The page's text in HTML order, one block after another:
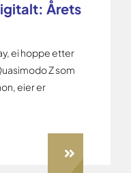
Årets
ei hoppe etter
Z som
eier er